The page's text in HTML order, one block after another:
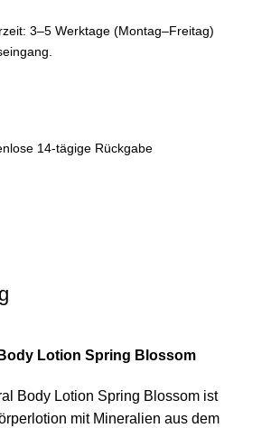
3–5 Werktage (Montag–Freitag)
14-tägige Rückgabe
Lotion Spring Blossom
Body Lotion Spring Blossom ist
mit Mineralien aus dem